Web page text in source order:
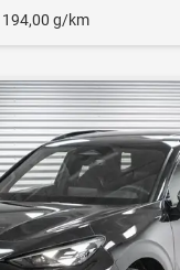
194,00 g/km